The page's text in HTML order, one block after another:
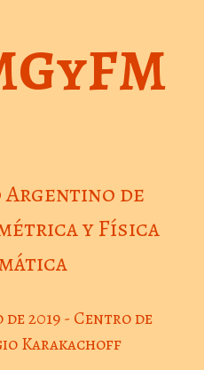
de
y Física
de 2019 - Centro de
Karakachoff